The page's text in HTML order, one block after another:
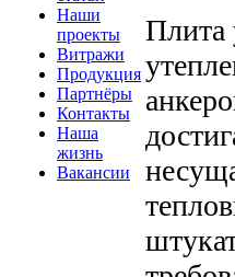
Наши
проекты
Витражи
Продукция
Партнёры
Контакты
Наша
жизнь
Вакансии
Плита